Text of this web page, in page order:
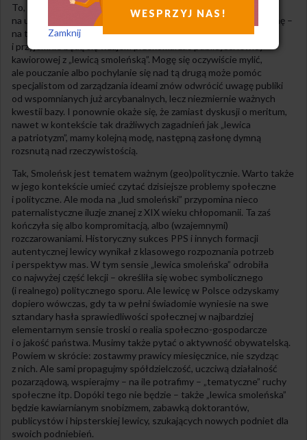
To, co robi rządząca partia, powinno być zatem dzień w dzień
na ustach lewicy. Ale na lewicy zaczęliśmy teraz kolejną paplaninę –
na temat kaszy tatarczanej. Wyobrażam sobie, jak lekko, łatwo
i przyjemnie będą się wzajem przekomarzać publicyści lewicy
kawiorowej z „lewicą smoleńską”. Mogę się oczywiście mylić,
ale pouczanie albo pochylanie się nad tą drugą może pomóc
specjalistom od zarządzania ideami znów odwrócić uwagę publiki
od wspomnianych już arcybanalnych, lecz niezmiernie ważnych
kwestii bazy. I ponownie okaże się, że zamiast dyskusji o meritum,
nawet w kontekście tak drażliwych zagadnień jak „lewica
a patriotyzm”, mamy kolejną modę, następną zasłonę dymną
rozsnutą nad rzeczywistością.
Tak, Smoleńsk jest tematem ważnym (geo)politycznie. Warto także
w jego kontekście umieć czytać dzisiejsze problemy społeczne
i polityczne. Ale moda na „lud smoleński” przypomina nieco
paternalistyczne iluzje znanej z XIX wieku chłopomanii. Ta zaś
kończyła się albo kompromitacją, albo (wzajemnymi)
rozczarowaniami. Historyczny sukces PPS i innych formacji
autentycznej lewicy wynikał z klasowego rozpoznania potrzeb
i perspektyw mas. W tym sensie „lewica smoleńska” odrobiła
co najwyżej część lekcji – określiła się wobec symbolicznego
(i realnego) politycznego sporu. Ale lewicę w Polsce odzyskamy
dopiero wówczas, gdy ta w pełni świadomie wyniesie na swe
sztandary hasła sprawiedliwości społecznej w najbardziej
elementarnym sensie troski o realia społeczno-gospodarcze
i o jakość państwa. Musimy także pytać o aktywność obywatelską.
Powiem w skrócie: zostawmy prawicy miesięcznice, nie szydząc
z nich. Ale sami propagujmy spółdzielczość, uczciwą działalność
pozarządową, wspierajmy – na ile potrafimy – „tematyczne” ruchy
społeczne itp. Dopóki tego nie będzie – także „lewica smoleńska”
będzie kawiarnianym snobizmem, zabawką doktorantów,
publicystów i hipsterskiej lewicy, szukających nowych podniet dla
swoich podniebień.
WESPRZYJ NAS!
Zamknij